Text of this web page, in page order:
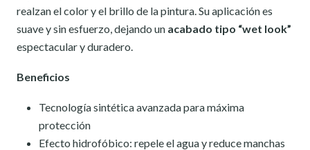
realzan el color y el brillo de la pintura. Su aplicación es
suave y sin esfuerzo, dejando un acabado tipo “wet look”
espectacular y duradero.
Beneficios
Tecnología sintética avanzada para máxima
protección
Efecto hidrofóbico: repele el agua y reduce manchas